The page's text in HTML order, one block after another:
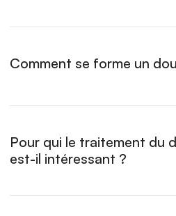
Comment se forme un
Pour qui le traitement du
est-il intéressant ?